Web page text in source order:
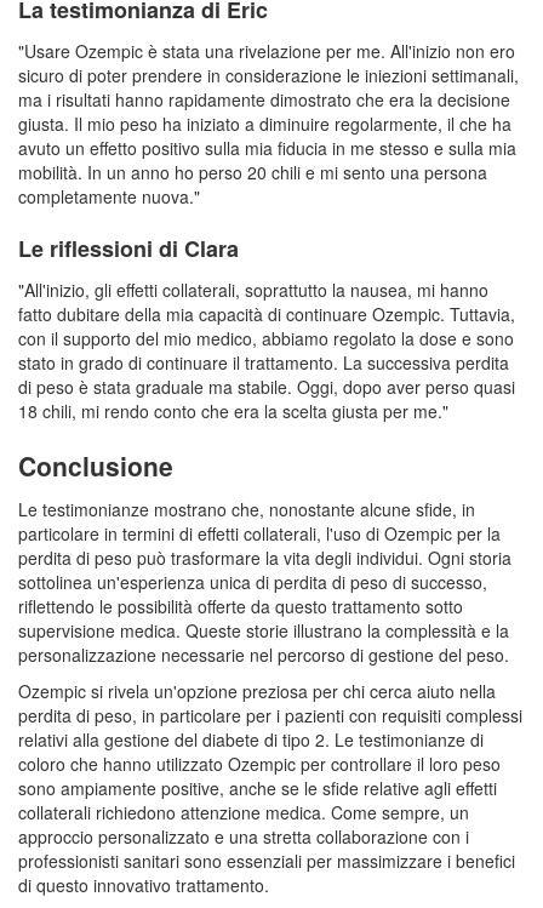
La testimonianza di Eric
"Usare Ozempic è stata una rivelazione per me. All'inizio non ero
sicuro di poter prendere in considerazione le iniezioni settimanali,
ma i risultati hanno rapidamente dimostrato che era la decisione
giusta. Il mio peso ha iniziato a diminuire regolarmente, il che ha
avuto un effetto positivo sulla mia fiducia in me stesso e sulla mia
mobilità. In un anno ho perso 20 chili e mi sento una persona
completamente nuova."
Le riflessioni di Clara
"All'inizio, gli effetti collaterali, soprattutto la nausea, mi hanno
fatto dubitare della mia capacità di continuare Ozempic. Tuttavia,
con il supporto del mio medico, abbiamo regolato la dose e sono
stato in grado di continuare il trattamento. La successiva perdita
di peso è stata graduale ma stabile. Oggi, dopo aver perso quasi
18 chili, mi rendo conto che era la scelta giusta per me."
Conclusione
Le testimonianze mostrano che, nonostante alcune sfide, in
particolare in termini di effetti collaterali, l'uso di Ozempic per la
perdita di peso può trasformare la vita degli individui. Ogni storia
sottolinea un'esperienza unica di perdita di peso di successo,
riflettendo le possibilità offerte da questo trattamento sotto
supervisione medica. Queste storie illustrano la complessità e la
personalizzazione necessarie nel percorso di gestione del peso.
Ozempic si rivela un'opzione preziosa per chi cerca aiuto nella
perdita di peso, in particolare per i pazienti con requisiti complessi
relativi alla gestione del diabete di tipo 2. Le testimonianze di
coloro che hanno utilizzato Ozempic per controllare il loro peso
sono ampiamente positive, anche se le sfide relative agli effetti
collaterali richiedono attenzione medica. Come sempre, un
approccio personalizzato e una stretta collaborazione con i
professionisti sanitari sono essenziali per massimizzare i benefici
di questo innovativo trattamento.